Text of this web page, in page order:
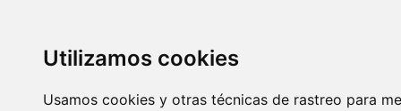
Utilizamos cookies
Usamos cookies y otras técnicas de rastreo para